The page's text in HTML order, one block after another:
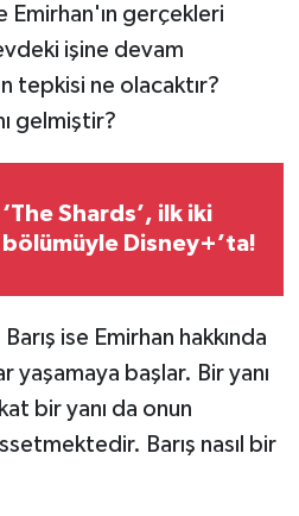
gerçekleri
işine devam
tepkisi ne olacaktır?
gelmiştir?
‘The Shards’, ilk iki
bölümüyle Disney+’ta!
ise Emirhan hakkında
yaşamaya başlar. Bir yanı
bir yanı da onun
Barış nasıl bir